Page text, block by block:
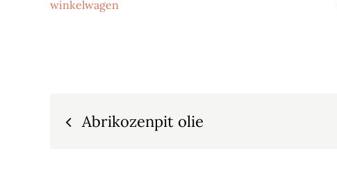
winkelwagen
Bericht
Abrikozenpit olie